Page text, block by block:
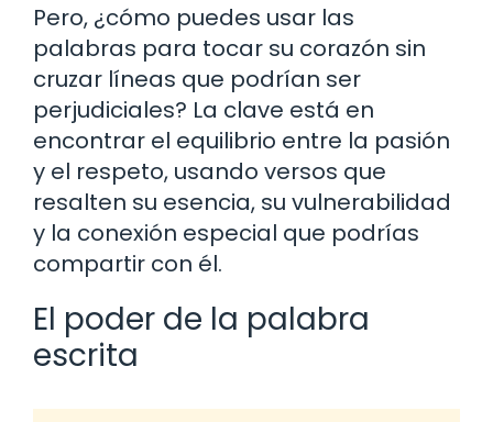
Pero, ¿cómo puedes usar las
palabras para tocar su corazón sin
cruzar líneas que podrían ser
perjudiciales? La clave está en
encontrar el equilibrio entre la pasión
y el respeto, usando versos que
resalten su esencia, su vulnerabilidad
y la conexión especial que podrías
compartir con él.
El poder de la palabra
escrita